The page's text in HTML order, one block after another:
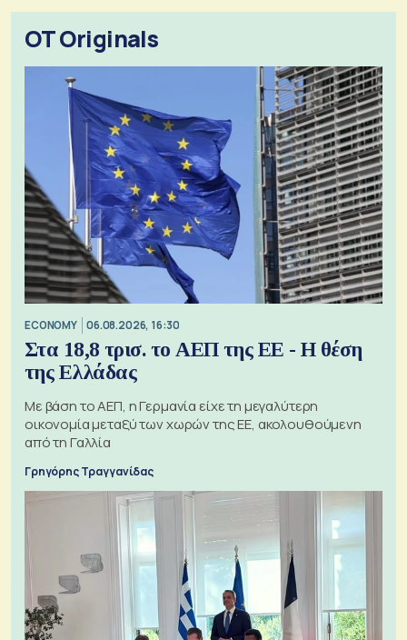
OT Originals
ECONOMY 06.08.2026, 16:30
Στα 18,8 τρισ. το ΑΕΠ της ΕΕ - Η θέση
της Ελλάδας
Με βάση το ΑΕΠ, η Γερμανία είχε τη μεγαλύτερη
οικονομία μεταξύ των χωρών της ΕΕ, ακολουθούμενη
από τη Γαλλία
Γρηγόρης Τραγγανίδας